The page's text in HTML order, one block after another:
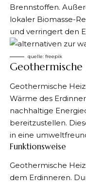
Brennstoffen.
lokaler Biomasse-
und verringert den
quelle: freepik
Geothermische
Geothermische
Wärme des
nachhaltige
bereitzustellen.
in eine
Funktionsweise
Geothermische
dem Erdinneren.